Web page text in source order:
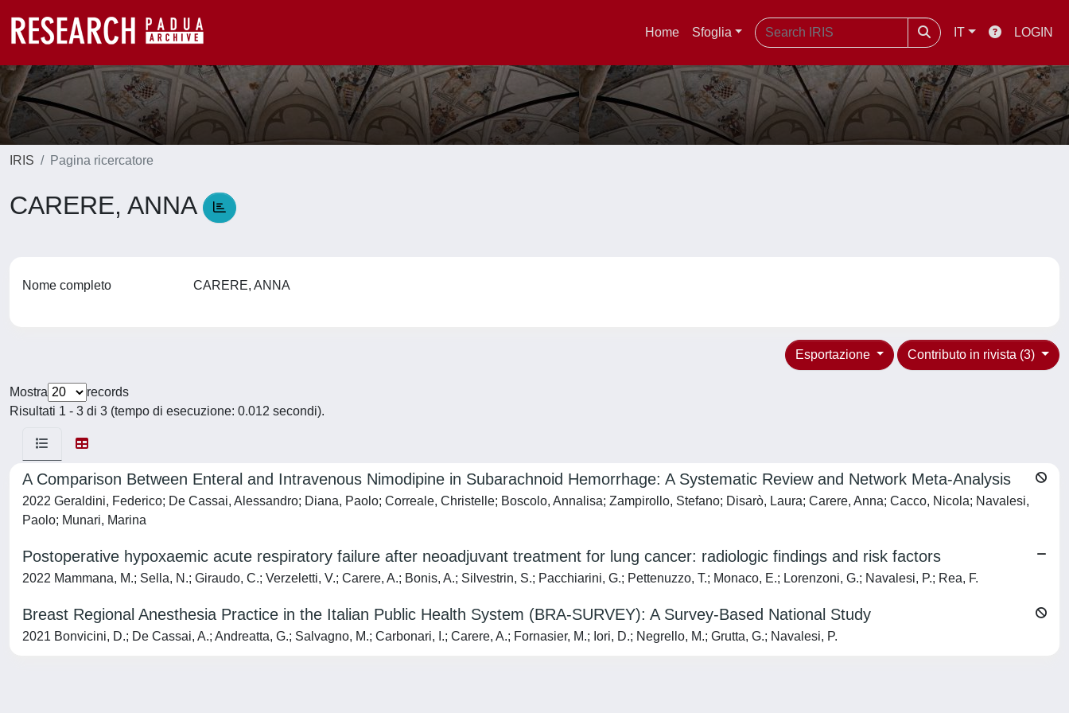
Home Sfoglia IT LOGIN
IRIS Pagina ricercatore
CARERE, ANNA
Nome completo CARERE, ANNA
Contributo in rivista (3)
Esportazione
Mostra
records
Risultati 1 - 3 di 3 (tempo di esecuzione: 0.012 secondi).
A Comparison Between Enteral and Intravenous Nimodipine in Subarachnoid Hemorrhage: A Systematic Review and Network Meta-Analysis
2022 Geraldini, Federico; De Cassai, Alessandro; Diana, Paolo; Correale, Christelle; Boscolo, Annalisa; Zampirollo, Stefano; Disarò, Laura; Carere, Anna; Cacco, Nicola; Navalesi,
Paolo; Munari, Marina
Postoperative hypoxaemic acute respiratory failure after neoadjuvant treatment for lung cancer: radiologic findings and risk factors
2022 Mammana, M.; Sella, N.; Giraudo, C.; Verzeletti, V.; Carere, A.; Bonis, A.; Silvestrin, S.; Pacchiarini, G.; Pettenuzzo, T.; Monaco, E.; Lorenzoni, G.; Navalesi, P.; Rea, F.
Breast Regional Anesthesia Practice in the Italian Public Health System (BRA-SURVEY): A Survey-Based National Study
2021 Bonvicini, D.; De Cassai, A.; Andreatta, G.; Salvagno, M.; Carbonari, I.; Carere, A.; Fornasier, M.; Iori, D.; Negrello, M.; Grutta, G.; Navalesi, P.